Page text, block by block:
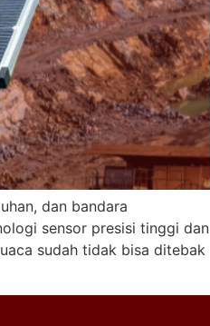
dan bandara
sensor presisi tinggi dan
sudah tidak bisa ditebak